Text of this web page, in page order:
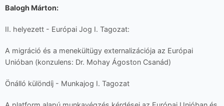
Balogh Márton:
II. helyezett - Európai Jog I. Tagozat:
A migráció és a menekültügy externalizációja az Európai
Unióban (konzulens: Dr. Mohay Ágoston Csanád)
Önálló különdíj - Munkajog I. Tagozat